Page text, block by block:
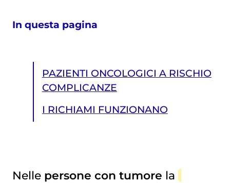
In questa pagina
PAZIENTI ONCOLOGICI A RISCHIO
COMPLICANZE
I RICHIAMI FUNZIONANO
Nelle persone con tumore la